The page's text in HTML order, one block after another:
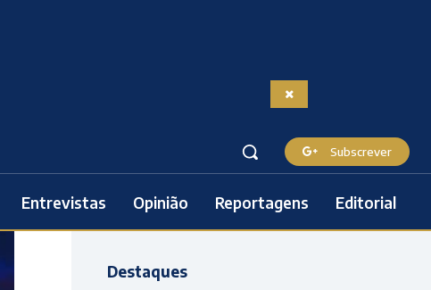
Subscrever
Entrevistas Opinião Reportagens Editorial
Destaques